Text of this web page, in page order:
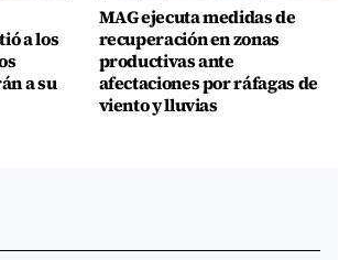
a los
a su
MAG ejecuta medidas de
recuperación en zonas
productivas ante
afectaciones por ráfagas de
viento y lluvias